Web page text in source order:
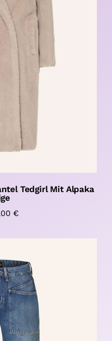
Tedgirl Mit Alpaka
€